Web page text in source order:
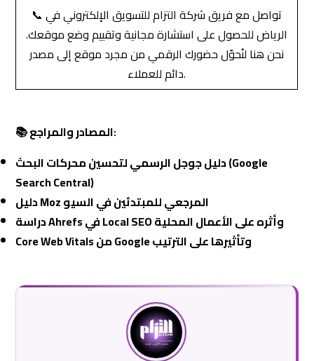
📞 تواصل مع فريق شركة التزام للتسويق الإلكتروني في
الرياض للحصول على استشارة مجانية وتقييم وضع موقعك.
نحن هنا لنُحوّل حضورك الرقمي من مجرد موقع إلى مصدر
دائم للعملاء.
📚 المصادر والمراجع:
دليل جوجل الرسمي لتحسين محركات البحث (Google
Search Central)
دليل Moz المرجعي للمبتدئين في السيو
دراسة Ahrefs في Local SEO وأثره على الأعمال المحلية
Core Web Vitals من Google وتأثيرها على الترتيب